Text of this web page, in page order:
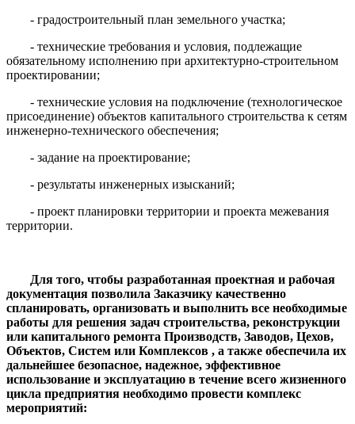
- градостроительный план земельного участка;
- технические требования и условия, подлежащие
обязательному исполнению при архитектурно-строительном
проектировании;
- технические условия на подключение (технологическое
присоединение) объектов капитального строительства к сетям
инженерно-технического обеспечения;
- задание на проектирование;
- результаты инженерных изысканий;
- проект планировки территории и проекта межевания
территории.
Для того, чтобы разработанная проектная и рабочая
документация позволила Заказчику качественно
спланировать, организовать и выполнить все необходимые
работы для решения задач строительства, реконструкции
или капитального ремонта Производств, Заводов, Цехов,
Объектов, Систем или Комплексов , а также обеспечила их
дальнейшее безопасное, надежное, эффективное
использование и эксплуатацию в течение всего жизненного
цикла предприятия необходимо провести комплекс
мероприятий: